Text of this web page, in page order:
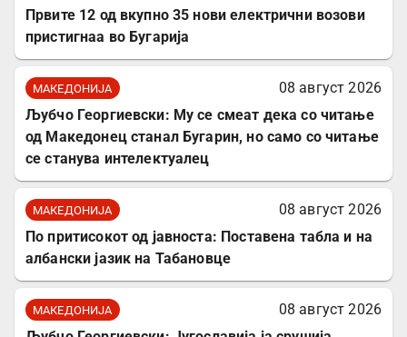
Првите 12 од вкупно 35 нови електрични возови
пристигнаа во Бугарија
МАКЕДОНИЈА
08 август 2026
Љубчо Георгиевски: Му се смеат дека со читање
од Македонец станал Бугарин, но само со читање
се станува интелектуалец
МАКЕДОНИЈА
08 август 2026
По притисокот од јавноста: Поставена табла и на
албански јазик на Табановце
МАКЕДОНИЈА
08 август 2026